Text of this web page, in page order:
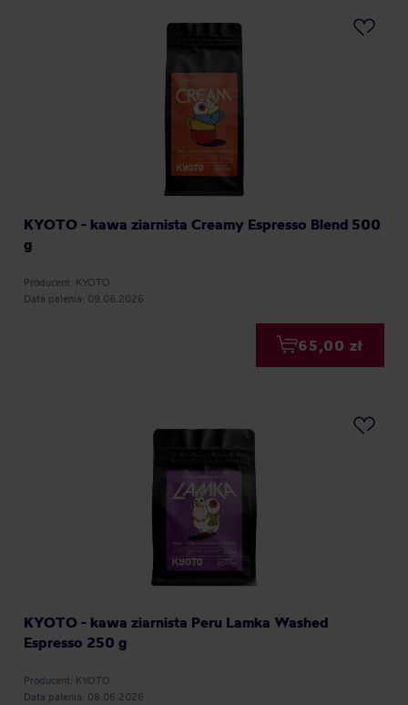
KYOTO - kawa ziarnista Creamy Espresso Blend 500
g
Producent: KYOTO
Data palenia: 09.06.2026
65,00 zł
KYOTO - kawa ziarnista Peru Lamka Washed
Espresso 250 g
Producent: KYOTO
Data palenia: 08.06.2026